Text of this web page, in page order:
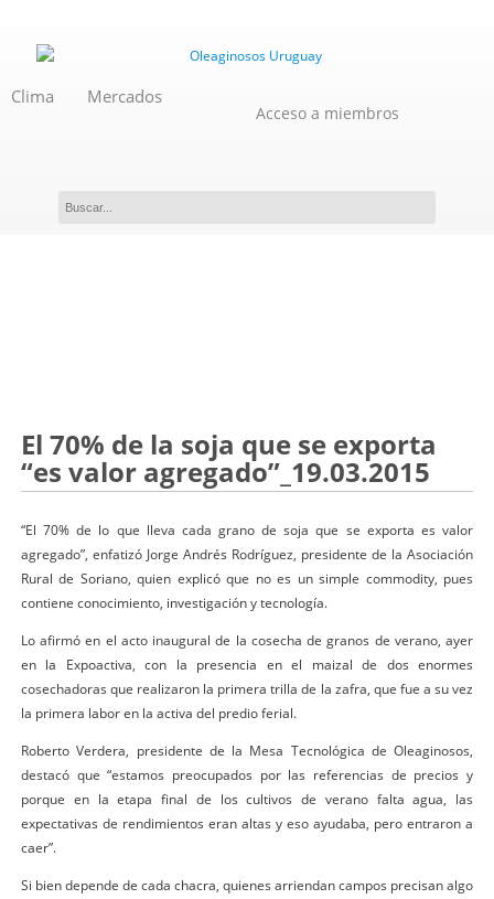
Clima Mercados
Acceso a miembros
El 70% de la soja que se exporta
“es valor agregado”_19.03.2015
“El 70% de lo que lleva cada grano de soja que se exporta es valor
agregado”, enfatizó Jorge Andrés Rodríguez, presidente de la Asociación
Rural de Soriano, quien explicó que no es un simple commodity, pues
contiene conocimiento, investigación y tecnología.
Lo afirmó en el acto inaugural de la cosecha de granos de verano, ayer
en la Expoactiva, con la presencia en el maizal de dos enormes
cosechadoras que realizaron la primera trilla de la zafra, que fue a su vez
la primera labor en la activa del predio ferial.
Roberto Verdera, presidente de la Mesa Tecnológica de Oleaginosos,
destacó que “estamos preocupados por las referencias de precios y
porque en la etapa final de los cultivos de verano falta agua, las
expectativas de rendimientos eran altas y eso ayudaba, pero entraron a
caer”.
Si bien depende de cada chacra, quienes arriendan campos precisan algo